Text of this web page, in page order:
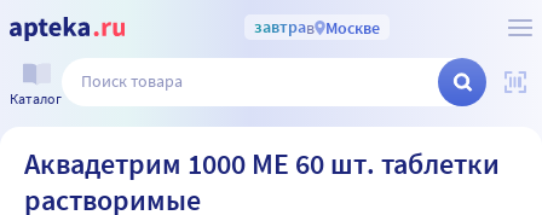
завтрав Москве
Каталог
Аквадетрим 1000 МЕ 60 шт. таблетки
растворимые